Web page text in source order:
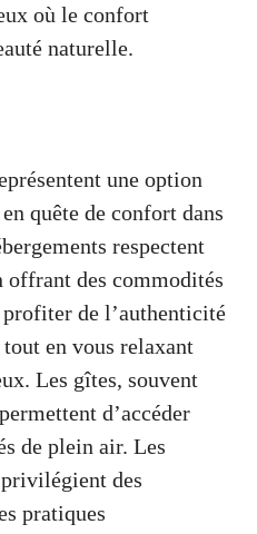
où le confort
naturelle.
une option
quête de confort dans
respectent
offrant des commodités
profiter de l’authenticité
en vous relaxant
Les gîtes, souvent
d’accéder
de plein air. Les
des
pratiques